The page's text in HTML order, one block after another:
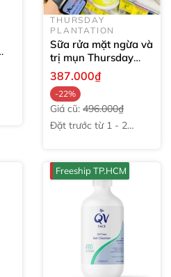
THURSDAY
PLANTATION
Sữa rửa mặt ngừa và
trị mụn Thursday
Plantation Tea Tree
Acne150ml
387.000₫
-22%
Giá cũ:496.000₫
Đặt trước từ 1 - 2
Freeship TP.HCM